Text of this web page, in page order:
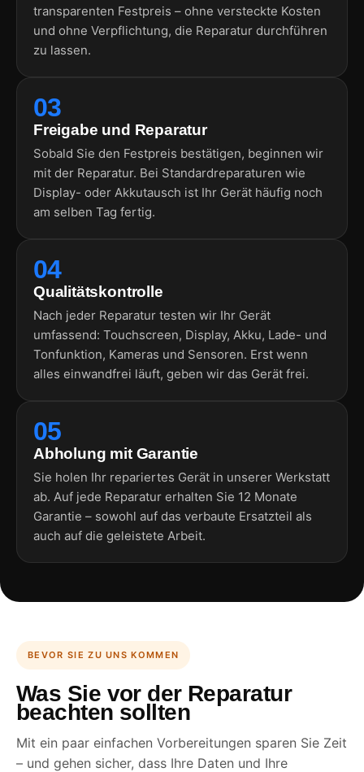
transparenten Festpreis – ohne versteckte Kosten
und ohne Verpflichtung, die Reparatur durchführen
zu lassen.
03
Freigabe und Reparatur
Sobald Sie den Festpreis bestätigen, beginnen wir
mit der Reparatur. Bei Standardreparaturen wie
Display- oder Akkutausch ist Ihr Gerät häufig noch
am selben Tag fertig.
04
Qualitätskontrolle
Nach jeder Reparatur testen wir Ihr Gerät
umfassend: Touchscreen, Display, Akku, Lade- und
Tonfunktion, Kameras und Sensoren. Erst wenn
alles einwandfrei läuft, geben wir das Gerät frei.
05
Abholung mit Garantie
Sie holen Ihr repariertes Gerät in unserer Werkstatt
ab. Auf jede Reparatur erhalten Sie 12 Monate
Garantie – sowohl auf das verbaute Ersatzteil als
auch auf die geleistete Arbeit.
BEVOR SIE ZU UNS KOMMEN
Was Sie vor der Reparatur
beachten sollten
Mit ein paar einfachen Vorbereitungen sparen Sie Zeit
– und gehen sicher, dass Ihre Daten und Ihre